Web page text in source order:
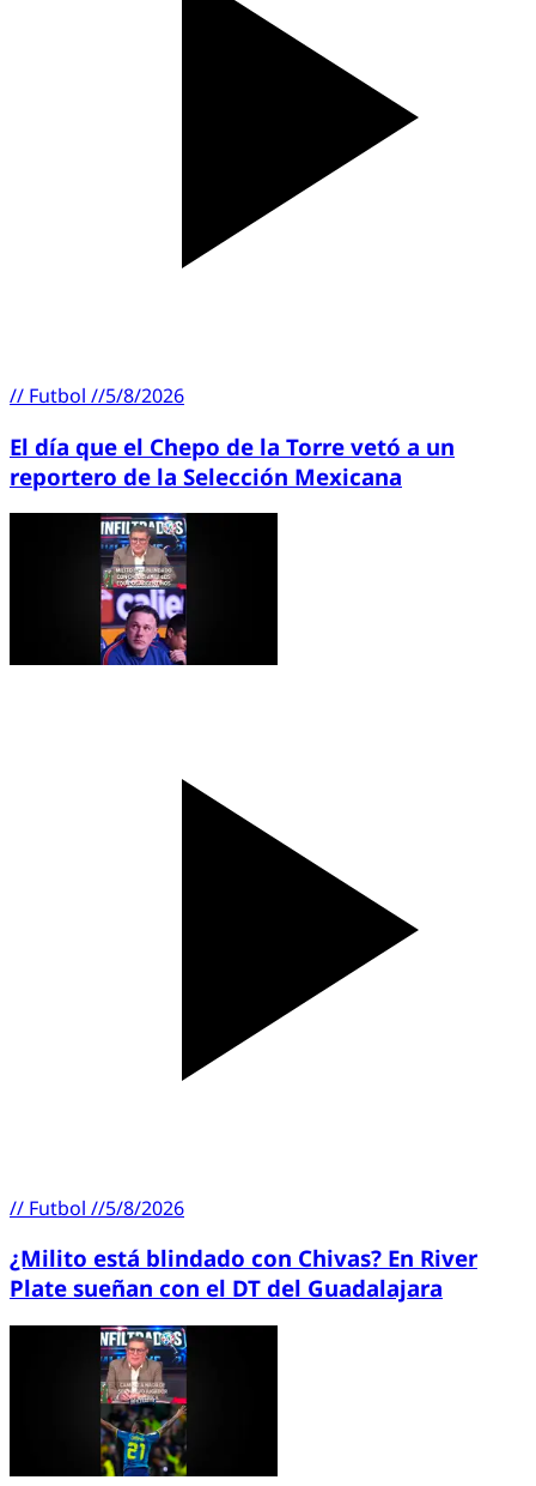
// Futbol //5/8/2026
El día que el Chepo de la Torre vetó a un
reportero de la Selección Mexicana
// Futbol //5/8/2026
¿Milito está blindado con Chivas? En River
Plate sueñan con el DT del Guadalajara